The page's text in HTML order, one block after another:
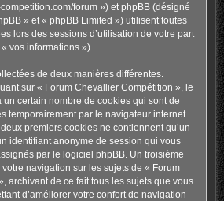
forum ») et phpBB (désigné
» et « phpBB Limited ») utilisent toutes
lors des sessions d’utilisation de votre part
vos informations »).
de deux manières différentes.
sur « Forum Chevallier Compétition », le
certain nombre de cookies qui sont de
temporairement par le navigateur internet
premiers cookies ne contiennent qu’un
identifiant anonyme de session qui vous
par le logiciel phpBB. Un troisième
navigation sur les sujets de « Forum
archivant de ce fait tous les sujets que vous
d’améliorer votre confort de navigation